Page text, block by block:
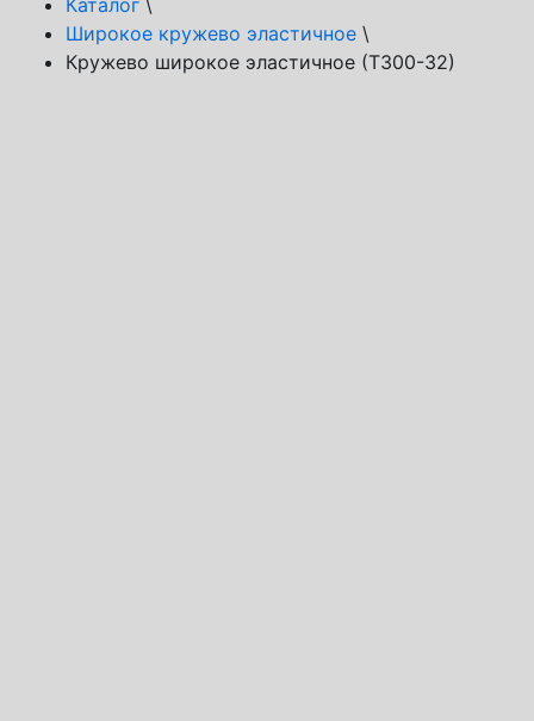
Широкое кружево эластичное \
Кружево широкое эластичное (Т300-32)